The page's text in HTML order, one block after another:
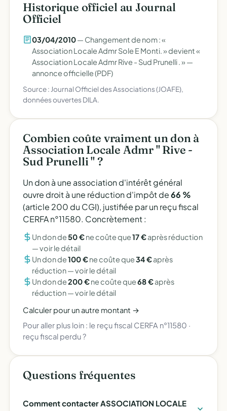
Historique officiel au Journal
Officiel
03/04/2010— Changement de nom : «
Association Locale Admr Sole E Monti. » devient «
Association Locale Admr Rive - Sud Prunelli . » —
annonce officielle (PDF)
Source : Journal Officiel des Associations (JOAFE),
données ouvertes DILA.
Combien coûte vraiment un don à
Association Locale Admr " Rive -
Sud Prunelli " ?
Un don à une association d'intérêt général
ouvre droit à une réduction d'impôt de66 %
(article 200 du CGI), justifiée par un reçu fiscal
CERFA n°11580. Concrètement :
Un don de50 €ne coûte que17 €après réduction
—voir le détail
Un don de100 €ne coûte que34 €après
réduction —voir le détail
Un don de200 €ne coûte que68 €après
réduction —voir le détail
Calculer pour un autre montant →
Pour aller plus loin : le reçu fiscal CERFA n°11580 ·
reçu fiscal perdu ?
Questions fréquentes
Comment contacter ASSOCIATION LOCALE